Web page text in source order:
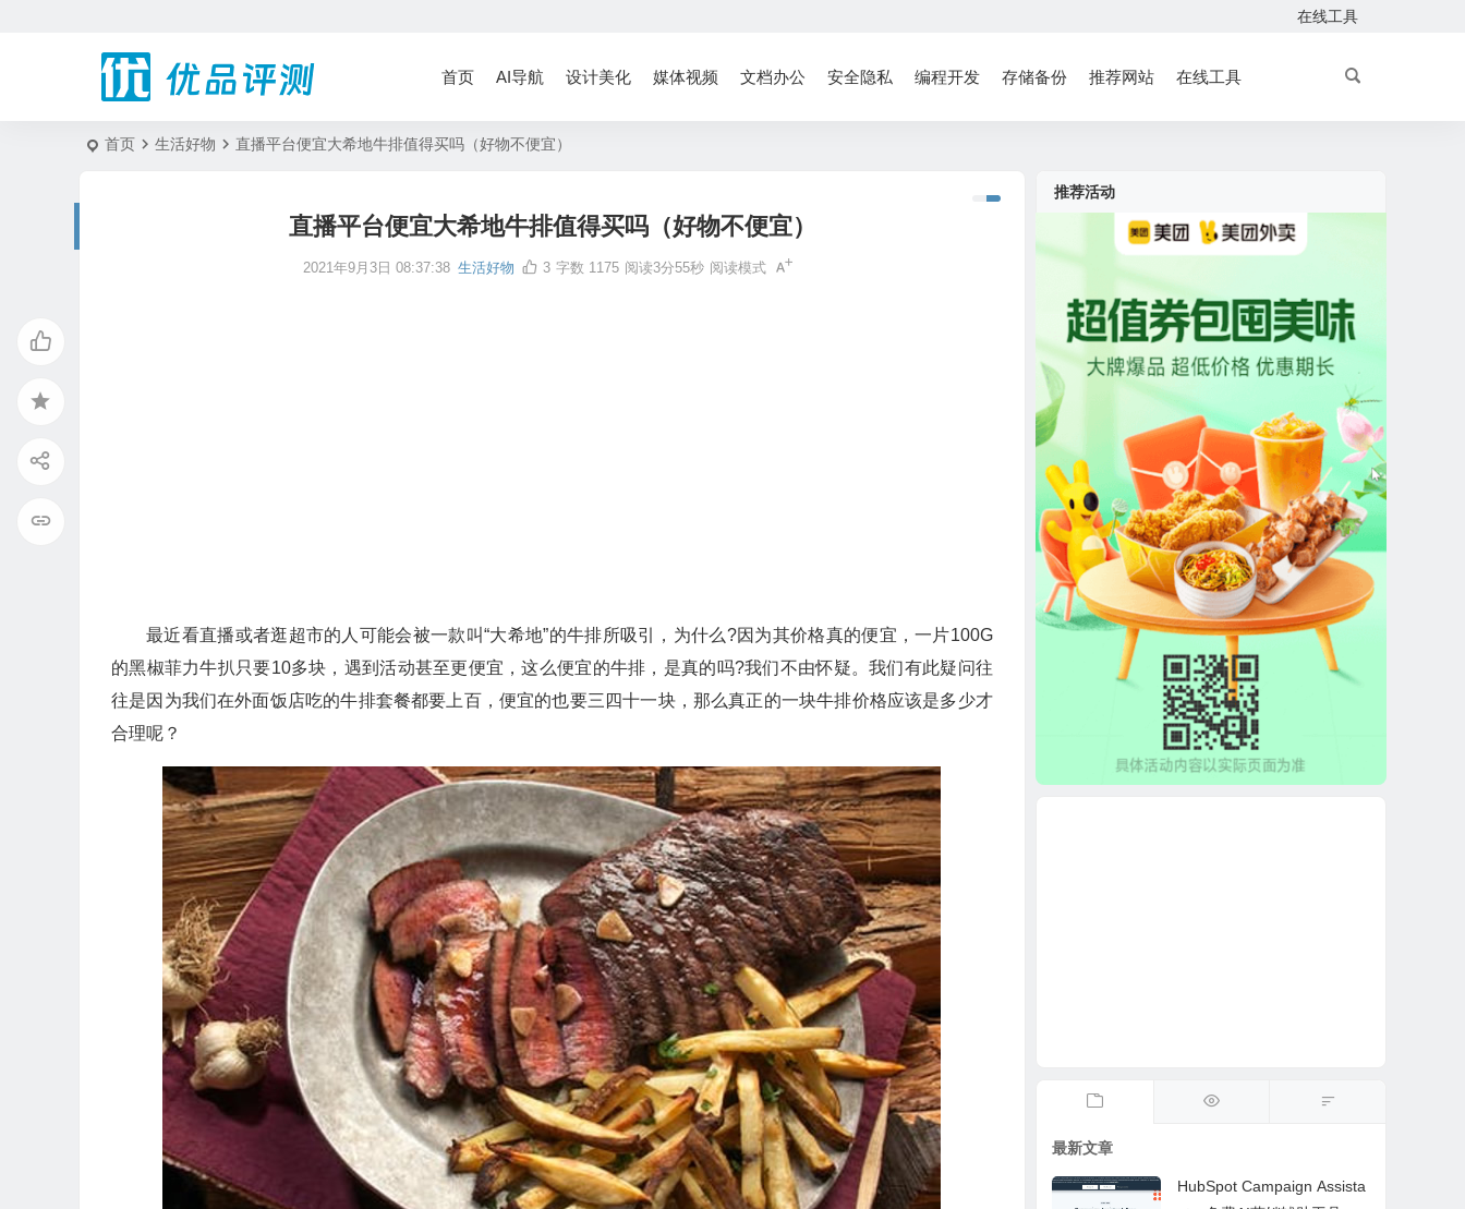
在线工具
首页 AI导航 设计美化 媒体视频 文档办公 安全隐私 编程开发 存储备份 推荐网站 在线工具
首页 生活好物 直播平台便宜大希地牛排值得买吗（好物不便宜）
直播平台便宜大希地牛排值得买吗（好物不便宜）
2021年9月3日 08:37:38 生活好物 3 字数 1175 阅读3分55秒 阅读模式
最近看直播或者逛超市的人可能会被一款叫“大希地”的牛排所吸引，为什么?因为其价格真的便宜，一片100G
的黑椒菲力牛扒只要10多块，遇到活动甚至更便宜，这么便宜的牛排，是真的吗?我们不由怀疑。我们有此疑问往
往是因为我们在外面饭店吃的牛排套餐都要上百，便宜的也要三四十一块，那么真正的一块牛排价格应该是多少才
合理呢？
推荐活动
最新文章
HubSpot Campaign Assista